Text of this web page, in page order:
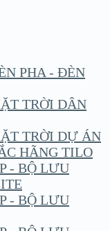
PHA - ĐÈN
TRỜI DÂN
TRỜI DỰ ÁN
HÃNG TILO
- BỘ LƯU
- BỘ LƯU